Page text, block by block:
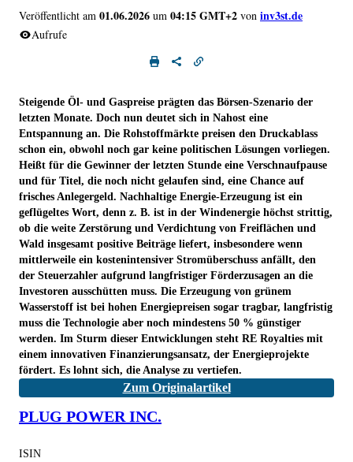
Veröffentlicht am 01.06.2026 um 04:15 GMT+2 von inv3st.de
Aufrufe
Steigende Öl- und Gaspreise prägten das Börsen-Szenario der
letzten Monate. Doch nun deutet sich in Nahost eine
Entspannung an. Die Rohstoffmärkte preisen den Druckablass
schon ein, obwohl noch gar keine politischen Lösungen vorliegen.
Heißt für die Gewinner der letzten Stunde eine Verschnaufpause
und für Titel, die noch nicht gelaufen sind, eine Chance auf
frisches Anlegergeld. Nachhaltige Energie-Erzeugung ist ein
geflügeltes Wort, denn z. B. ist in der Windenergie höchst strittig,
ob die weite Zerstörung und Verdichtung von Freiflächen und
Wald insgesamt positive Beiträge liefert, insbesondere wenn
mittlerweile ein kostenintensiver Stromüberschuss anfällt, den
der Steuerzahler aufgrund langfristiger Förderzusagen an die
Investoren ausschütten muss. Die Erzeugung von grünem
Wasserstoff ist bei hohen Energiepreisen sogar tragbar, langfristig
muss die Technologie aber noch mindestens 50 % günstiger
werden. Im Sturm dieser Entwicklungen steht RE Royalties mit
einem innovativen Finanzierungsansatz, der Energieprojekte
fördert. Es lohnt sich, die Analyse zu vertiefen.
Zum Originalartikel
PLUG POWER INC.
ISIN